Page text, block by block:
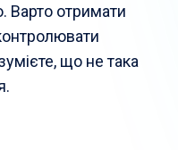
Варто отримати
що не така